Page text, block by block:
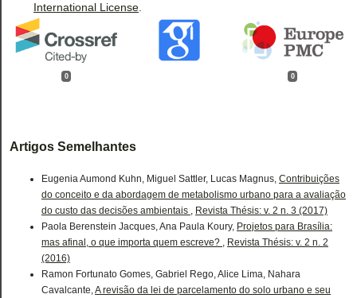
International License.
0 0
Artigos Semelhantes
Eugenia Aumond Kuhn, Miguel Sattler, Lucas Magnus, Contribuições
do conceito e da abordagem de metabolismo urbano para a avaliação
do custo das decisões ambientais
Revista Thésis: v. 2 n. 3 (2017)
Paola Berenstein Jacques, Ana Paula Koury, Projetos para Brasília:
mas afinal, o que importa quem escreve?
Revista Thésis: v. 2 n. 2
(2016)
Ramon Fortunato Gomes, Gabriel Rego, Alice Lima, Nahara
Cavalcante, A revisão da lei de parcelamento do solo urbano e seu